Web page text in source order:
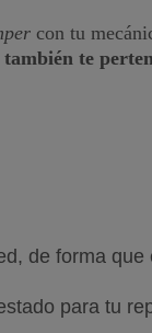
con tu
te
de forma que
para tu